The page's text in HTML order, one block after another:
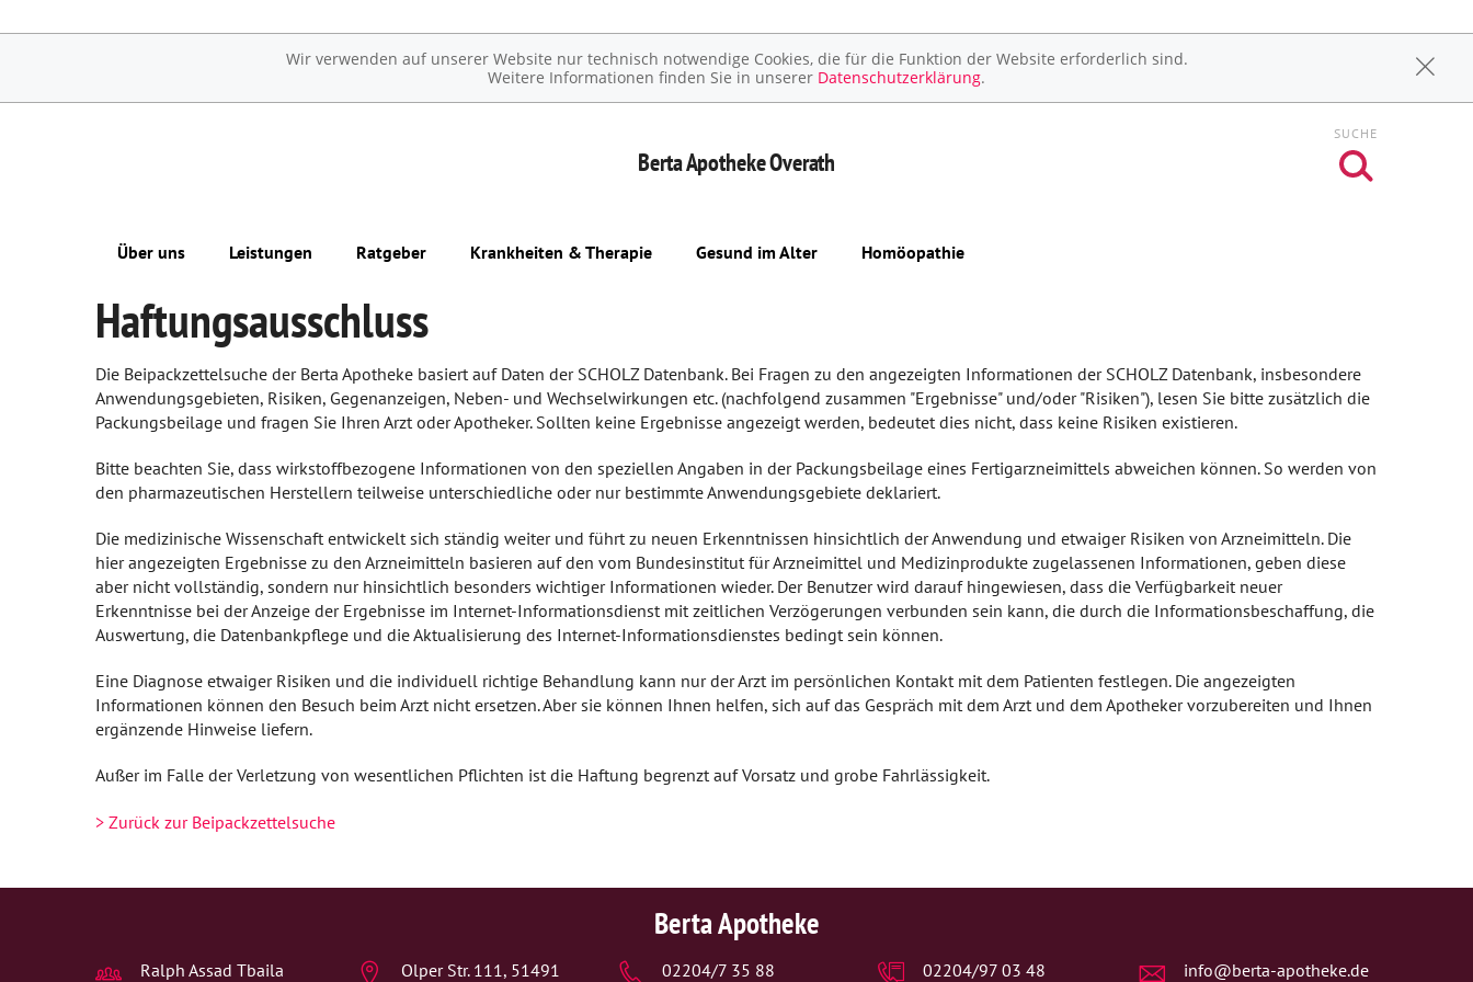
Wir verwenden auf unserer Website nur technisch notwendige Cookies, die für die Funktion der Website erforderlich sind.
Weitere Informationen finden Sie in unserer Datenschutzerklärung.
Berta ApothekeOverath
SUCHE
Über uns
Das e-Rezept ist da: Wir lösen es ein!
Leistungen
Übersicht
Kostenloser Lieferservice
Notdienst
Beipackzettelsuche
IGel-Check A-Z
Notfälle A-Z
Reiseimpfungen A-Z
Ratgeber Krankheiten & Therapie
Erkrankungen im Alter
Ästhetische Chirurgie
Augen
Zähne und Kiefer
HNO, Atemwege und Lunge
Magen und Darm
Stoffwechsel
Gesund im Alter Homöopathie
Haftungsausschluss
Die Beipackzettelsuche der Berta Apotheke basiert auf Daten der SCHOLZ Datenbank. Bei Fragen zu den angezeigten Informationen der SCHOLZ Datenbank, insbesondere
Anwendungsgebieten, Risiken, Gegenanzeigen, Neben- und Wechselwirkungen etc. (nachfolgend zusammen "Ergebnisse" und/oder "Risiken"), lesen Sie bitte zusätzlich die
Packungsbeilage und fragen Sie Ihren Arzt oder Apotheker. Sollten keine Ergebnisse angezeigt werden, bedeutet dies nicht, dass keine Risiken existieren.
Bitte beachten Sie, dass wirkstoffbezogene Informationen von den speziellen Angaben in der Packungsbeilage eines Fertigarzneimittels abweichen können. So werden von
den pharmazeutischen Herstellern teilweise unterschiedliche oder nur bestimmte Anwendungsgebiete deklariert.
Die medizinische Wissenschaft entwickelt sich ständig weiter und führt zu neuen Erkenntnissen hinsichtlich der Anwendung und etwaiger Risiken von Arzneimitteln. Die
hier angezeigten Ergebnisse zu den Arzneimitteln basieren auf den vom Bundesinstitut für Arzneimittel und Medizinprodukte zugelassenen Informationen, geben diese
aber nicht vollständig, sondern nur hinsichtlich besonders wichtiger Informationen wieder. Der Benutzer wird darauf hingewiesen, dass die Verfügbarkeit neuer
Erkenntnisse bei der Anzeige der Ergebnisse im Internet-Informationsdienst mit zeitlichen Verzögerungen verbunden sein kann, die durch die Informationsbeschaffung, die
Auswertung, die Datenbankpflege und die Aktualisierung des Internet-Informationsdienstes bedingt sein können.
Eine Diagnose etwaiger Risiken und die individuell richtige Behandlung kann nur der Arzt im persönlichen Kontakt mit dem Patienten festlegen. Die angezeigten
Informationen können den Besuch beim Arzt nicht ersetzen. Aber sie können Ihnen helfen, sich auf das Gespräch mit dem Arzt und dem Apotheker vorzubereiten und Ihnen
ergänzende Hinweise liefern.
Außer im Falle der Verletzung von wesentlichen Pflichten ist die Haftung begrenzt auf Vorsatz und grobe Fahrlässigkeit.
> Zurück zur Beipackzettelsuche
Berta Apotheke
Ralph Assad Tbaila Olper Str. 111, 51491 02204/7 35 88 02204/97 03 48 info@berta-apotheke.de